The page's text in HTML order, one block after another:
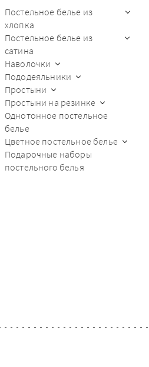
Постельное белье из
хлопка
Постельное белье из
сатина
Наволочки
Пододеяльники
Простыни
Простыни на резинке
Однотонное постельное
белье
Цветное постельное белье
Подарочные наборы
постельного белья